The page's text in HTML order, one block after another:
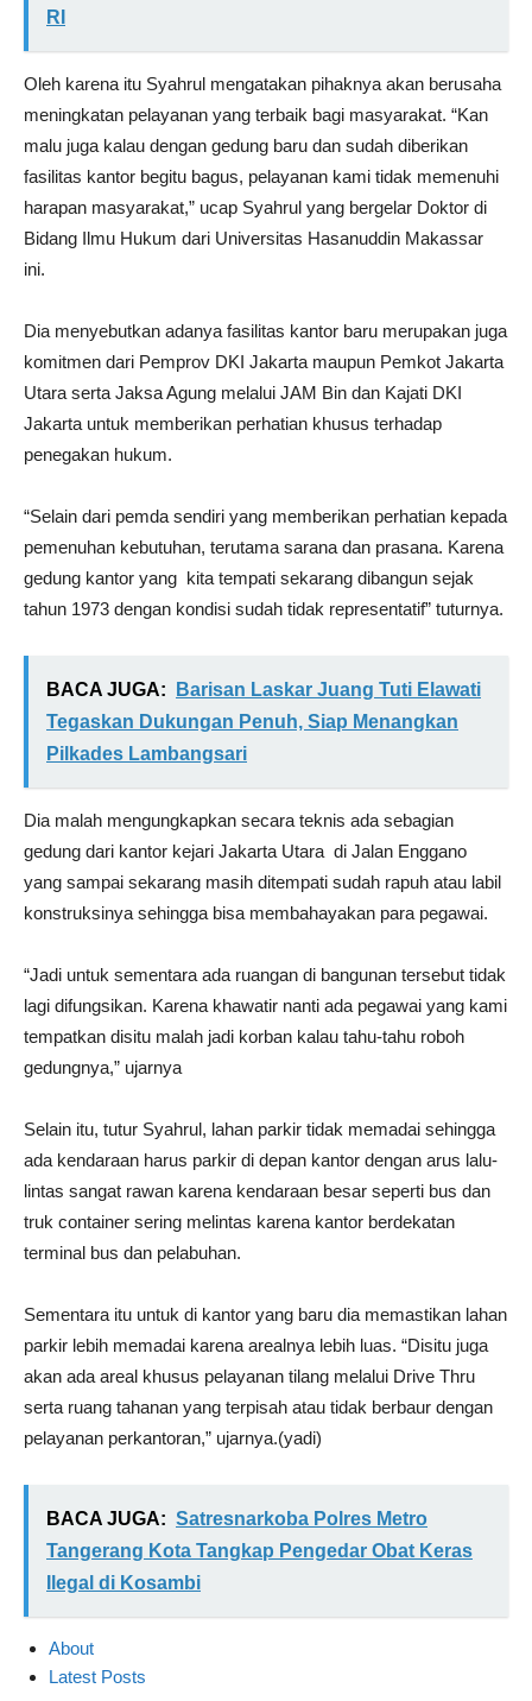
RI
Oleh karena itu Syahrul mengatakan pihaknya akan berusaha
meningkatan pelayanan yang terbaik bagi masyarakat. “Kan
malu juga kalau dengan gedung baru dan sudah diberikan
fasilitas kantor begitu bagus, pelayanan kami tidak memenuhi
harapan masyarakat,” ucap Syahrul yang bergelar Doktor di
Bidang Ilmu Hukum dari Universitas Hasanuddin Makassar
ini.
Dia menyebutkan adanya fasilitas kantor baru merupakan juga
komitmen dari Pemprov DKI Jakarta maupun Pemkot Jakarta
Utara serta Jaksa Agung melalui JAM Bin dan Kajati DKI
Jakarta untuk memberikan perhatian khusus terhadap
penegakan hukum.
“Selain dari pemda sendiri yang memberikan perhatian kepada
pemenuhan kebutuhan, terutama sarana dan prasana. Karena
gedung kantor yang kita tempati sekarang dibangun sejak
tahun 1973 dengan kondisi sudah tidak representatif” tuturnya.
BACA JUGA:
Barisan Laskar Juang Tuti Elawati
Tegaskan Dukungan Penuh, Siap Menangkan
Pilkades Lambangsari
Dia malah mengungkapkan secara teknis ada sebagian
gedung dari kantor kejari Jakarta Utara di Jalan Enggano
yang sampai sekarang masih ditempati sudah rapuh atau labil
konstruksinya sehingga bisa membahayakan para pegawai.
“Jadi untuk sementara ada ruangan di bangunan tersebut tidak
lagi difungsikan. Karena khawatir nanti ada pegawai yang kami
tempatkan disitu malah jadi korban kalau tahu-tahu roboh
gedungnya,” ujarnya
Selain itu, tutur Syahrul, lahan parkir tidak memadai sehingga
ada kendaraan harus parkir di depan kantor dengan arus lalu-
lintas sangat rawan karena kendaraan besar seperti bus dan
truk container sering melintas karena kantor berdekatan
terminal bus dan pelabuhan.
Sementara itu untuk di kantor yang baru dia memastikan lahan
parkir lebih memadai karena arealnya lebih luas. “Disitu juga
akan ada areal khusus pelayanan tilang melalui Drive Thru
serta ruang tahanan yang terpisah atau tidak berbaur dengan
pelayanan perkantoran,” ujarnya.(yadi)
BACA JUGA: Satresnarkoba Polres Metro
Tangerang Kota Tangkap Pengedar Obat Keras
Ilegal di Kosambi
About
Latest Posts